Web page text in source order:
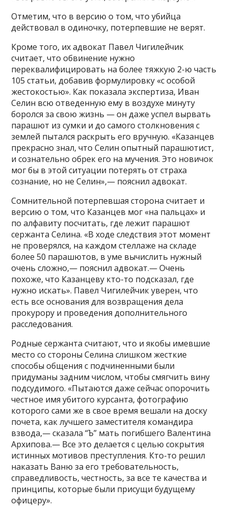
Отметим, что в версию о том, что убийца
действовал в одиночку, потерпевшие не верят.
Кроме того, их адвокат Павел Чигилейчик
считает, что обвинение нужно
переквалифицировать на более тяжкую 2-ю часть
105 статьи, добавив формулировку «с особой
жестокостью». Как показала экспертиза, Иван
Селин всю отведенную ему в воздухе минуту
боролся за свою жизнь — он даже успел вырвать
парашют из сумки и до самого столкновения с
землей пытался раскрыть его вручную. «Казанцев
прекрасно знал, что Селин опытный парашютист,
и сознательно обрек его на мучения. Это новичок
мог бы в этой ситуации потерять от страха
сознание, но не Селин»,— пояснил адвокат.
Сомнительной потерпевшая сторона считает и
версию о том, что Казанцев мог «на пальцах» и
по алфавиту посчитать, где лежит парашют
сержанта Селина. «В ходе следствия этот момент
не проверялся, на каждом стеллаже на складе
более 50 парашютов, в уме вычислить нужный
очень сложно,— пояснил адвокат.— Очень
похоже, что Казанцеву кто-то подсказал, где
нужно искать». Павел Чигилейчик уверен, что
есть все основания для возвращения дела
прокурору и проведения дополнительного
расследования.
Родные сержанта считают, что и якобы имевшие
место со стороны Селина слишком жесткие
способы общения с подчиненными были
придуманы задним числом, чтобы смягчить вину
подсудимого. «Пытаются даже сейчас опорочить
честное имя убитого курсанта, фотографию
которого сами же в свое время вешали на доску
почета, как лучшего заместителя командира
взвода,— сказала “Ъ” мать погибшего Валентина
Архипова.— Все это делается с целью сокрытия
истинных мотивов преступления. Кто-то решил
наказать Ваню за его требовательность,
справедливость, честность, за все те качества и
принципы, которые были присущи будущему
офицеру».